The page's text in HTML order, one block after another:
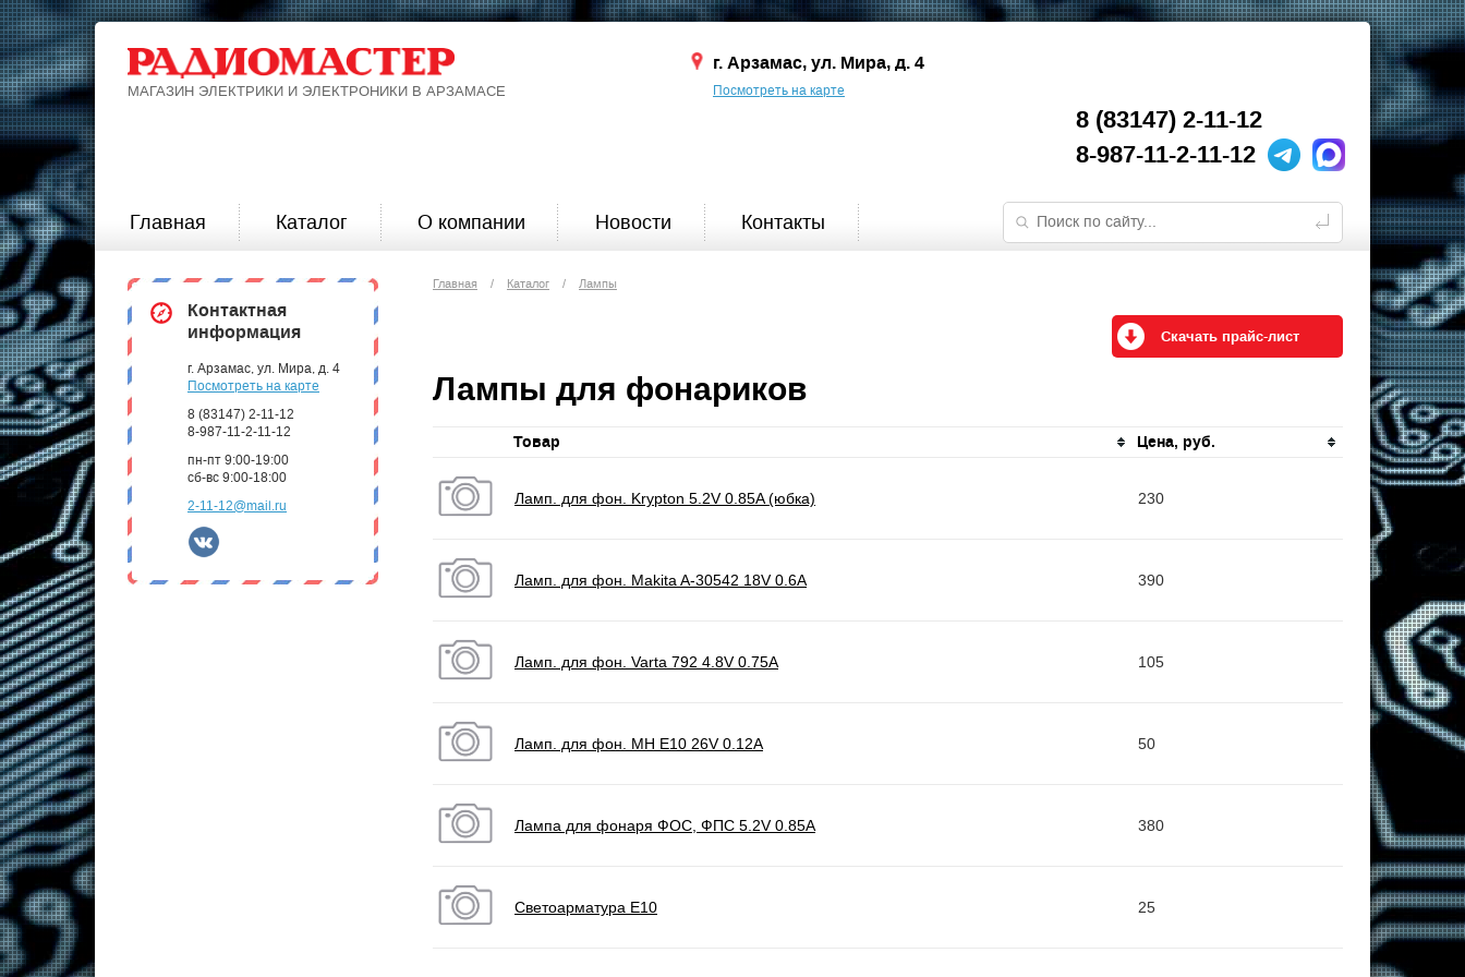
МАГАЗИН ЭЛЕКТРИКИ И ЭЛЕКТРОНИКИ В АРЗАМАСЕ
г. Арзамас, ул. Мира, д. 4
Посмотреть на карте
8 (83147) 2-11-12
8-987-11-2-11-12
Главная Каталог О компании Новости Контакты
Контактная
информация
г. Арзамас, ул. Мира, д. 4
Посмотреть на карте
8 (83147) 2-11-12
8-987-11-2-11-12
пн-пт 9:00-19:00
сб-вс 9:00-18:00
2-11-12@mail.ru
Главная / Каталог / Лампы
Скачать прайс-лист
Лампы для фонариков
Товар Цена, руб.
Ламп. для фон. Krypton 5.2V 0.85A (юбка) 230
Ламп. для фон. Makita A-30542 18V 0.6A 390
Ламп. для фон. Varta 792 4.8V 0.75A 105
Ламп. для фон. МН E10 26V 0.12A 50
Лампа для фонаря ФОС, ФПС 5.2V 0.85A 380
Светоарматура E10 25